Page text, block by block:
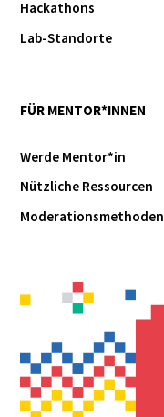
Hackathons
Lab-Standorte
FÜR MENTOR*INNEN
Werde Mentor*in
Nützliche Ressourcen
Moderationsmethoden